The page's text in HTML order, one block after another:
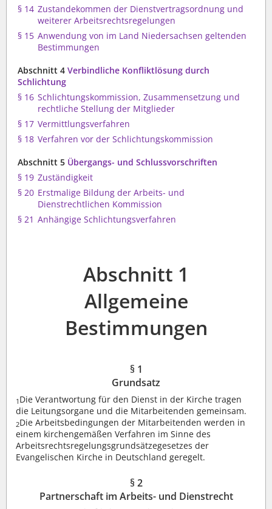
§ 14 Zustandekommen der Dienstvertragsordnung und
weiterer Arbeitsrechtsregelungen
§ 15 Anwendung von im Land Niedersachsen geltenden
Bestimmungen
Abschnitt 4 Verbindliche Konfliktlösung durch
Schlichtung
§ 16 Schlichtungskommission, Zusammensetzung und
rechtliche Stellung der Mitglieder
§ 17 Vermittlungsverfahren
§ 18 Verfahren vor der Schlichtungskommission
Abschnitt 5 Übergangs- und Schlussvorschriften
§ 19 Zuständigkeit
§ 20 Erstmalige Bildung der Arbeits- und
Dienstrechtlichen Kommission
§ 21 Anhängige Schlichtungsverfahren
Abschnitt 1
Allgemeine
Bestimmungen
§ 1
Grundsatz
1 Die Verantwortung für den Dienst in der Kirche tragen
die Leitungsorgane und die Mitarbeitenden gemeinsam.
2Die Arbeitsbedingungen der Mitarbeitenden werden in
einem kirchengemäßen Verfahren im Sinne des
Arbeitsrechtsregelungsgrundsätzegesetzes der
Evangelischen Kirche in Deutschland geregelt.
§ 2
Partnerschaft im Arbeits- und Dienstrecht